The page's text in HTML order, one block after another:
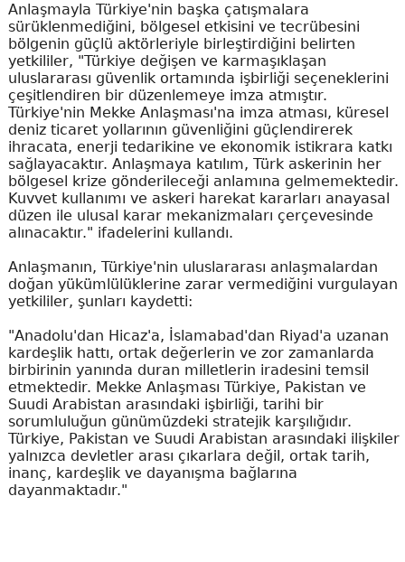
Anlaşmayla Türkiye'nin başka çatışmalara
sürüklenmediğini, bölgesel etkisini ve tecrübesini
bölgenin güçlü aktörleriyle birleştirdiğini belirten
yetkililer, "Türkiye değişen ve karmaşıklaşan
uluslararası güvenlik ortamında işbirliği seçeneklerini
çeşitlendiren bir düzenlemeye imza atmıştır.
Türkiye'nin Mekke Anlaşması'na imza atması, küresel
deniz ticaret yollarının güvenliğini güçlendirerek
ihracata, enerji tedarikine ve ekonomik istikrara katkı
sağlayacaktır. Anlaşmaya katılım, Türk askerinin her
bölgesel krize gönderileceği anlamına gelmemektedir.
Kuvvet kullanımı ve askeri harekat kararları anayasal
düzen ile ulusal karar mekanizmaları çerçevesinde
alınacaktır." ifadelerini kullandı.
Anlaşmanın, Türkiye'nin uluslararası anlaşmalardan
doğan yükümlülüklerine zarar vermediğini vurgulayan
yetkililer, şunları kaydetti:
"Anadolu'dan Hicaz'a, İslamabad'dan Riyad'a uzanan
kardeşlik hattı, ortak değerlerin ve zor zamanlarda
birbirinin yanında duran milletlerin iradesini temsil
etmektedir. Mekke Anlaşması Türkiye, Pakistan ve
Suudi Arabistan arasındaki işbirliği, tarihi bir
sorumluluğun günümüzdeki stratejik karşılığıdır.
Türkiye, Pakistan ve Suudi Arabistan arasındaki ilişkiler
yalnızca devletler arası çıkarlara değil, ortak tarih,
inanç, kardeşlik ve dayanışma bağlarına
dayanmaktadır."